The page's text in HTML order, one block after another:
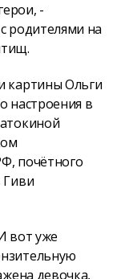
-
родителями на
картины Ольги
настроения в
почётного
Гиви
вот уже
девочка,